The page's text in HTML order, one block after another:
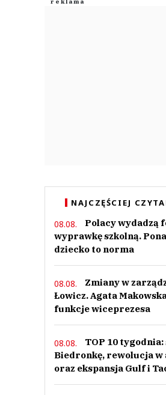
NAJCZĘŚCIEJ
08.08.
Polacy wydadzą
wyprawkę szkolną.
dziecko to norma
08.08.
Zmiany w
Łowicz. Agata
funkcje wiceprezesa
08.08.
TOP 10
Biedronkę, rewolucja w
oraz ekspansja Gulf i